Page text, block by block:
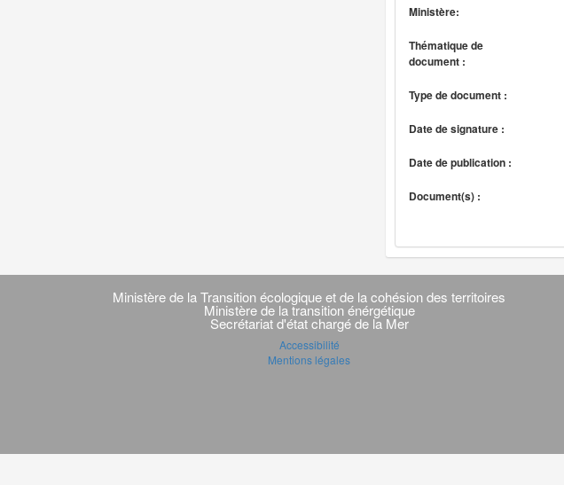
Ministère:
Thématique de
document :
Type de document :
Date de signature :
Date de publication :
Document(s) :
Navigation
transverseMinistère de la Transition écologique et de la cohésion des territoires
Ministère de la transition énérgétique
Secrétariat d'état chargé de la Mer
Accessibilité
Mentions légales